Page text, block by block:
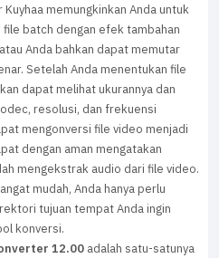
memungkinkan Anda untuk
batch dengan efek tambahan
Anda bahkan dapat memutar
Setelah Anda menentukan file
dapat melihat ukurannya dan
resolusi, dan frekuensi
mengonversi file video menjadi
dengan aman mengatakan
mengekstrak audio dari file video.
mudah, Anda hanya perlu
tujuan tempat Anda ingin
konversi.
12.00 adalah satu-satunya